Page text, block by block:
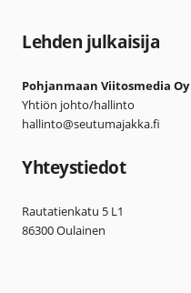
Lehden julkaisija
Pohjanmaan Viitosmedia Oy
Yhtiön johto/hallinto
hallinto@seutumajakka.fi
Yhteystiedot
Rautatienkatu 5 L1
86300 Oulainen